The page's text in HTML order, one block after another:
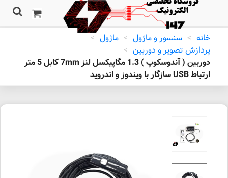
خانه > سنسور و ماژول > ماژول >
پردازش تصویر و دوربین >
دوربین ( آندوسکوپ ) 1.3 مگاپیکسل لنز 7mm کابل 5 متر
ارتباط USB سازگار با ویندوز و اندروید